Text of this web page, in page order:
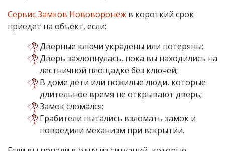
Сервис Замков Нововоронеж в короткий срок
приедет на объект, если:
Дверные ключи украдены или потеряны;
Дверь захлопнулась, пока вы находились на
лестничной площадке без ключей;
В доме дети или пожилые люди, которые
длительное время не открывают дверь;
Замок сломался;
Грабители пытались взломать замок и
повредили механизм при вскрытии.